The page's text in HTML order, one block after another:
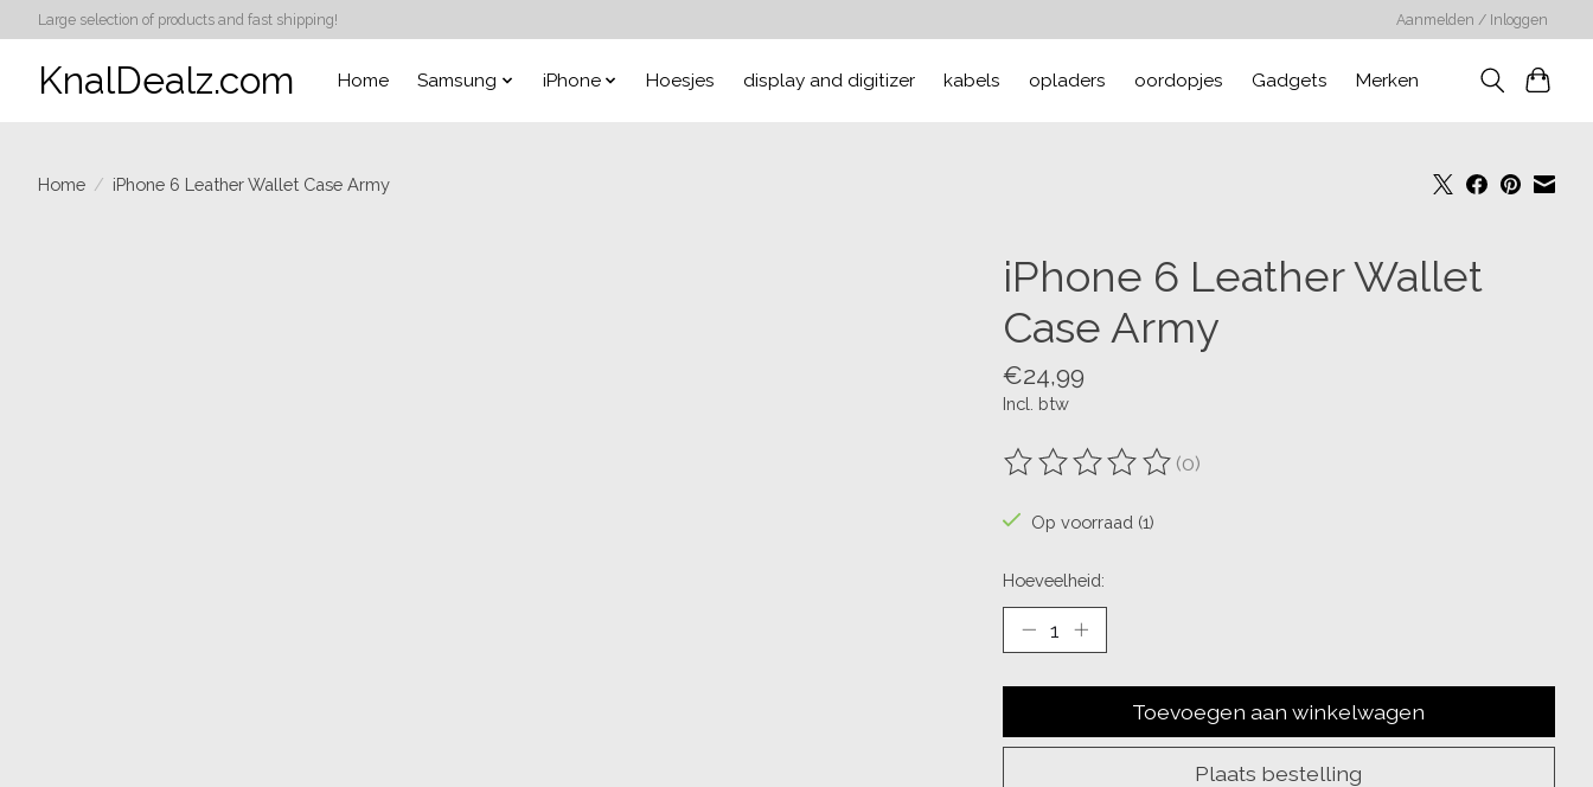
Large selection of products and fast shipping! Aanmelden / Inloggen
KnalDealz.com Home Samsung iPhone Hoesjes display and digitizer kabels opladers oordopjes Gadgets Merken
Home / iPhone 6 Leather Wallet Case Army
iPhone 6 Leather Wallet
Case Army
€24,99
Incl. btw
De beoordeling van dit product is
(0)
Op voorraad (1)
Hoeveelheid:
Toevoegen aan winkelwagen
Plaats bestelling